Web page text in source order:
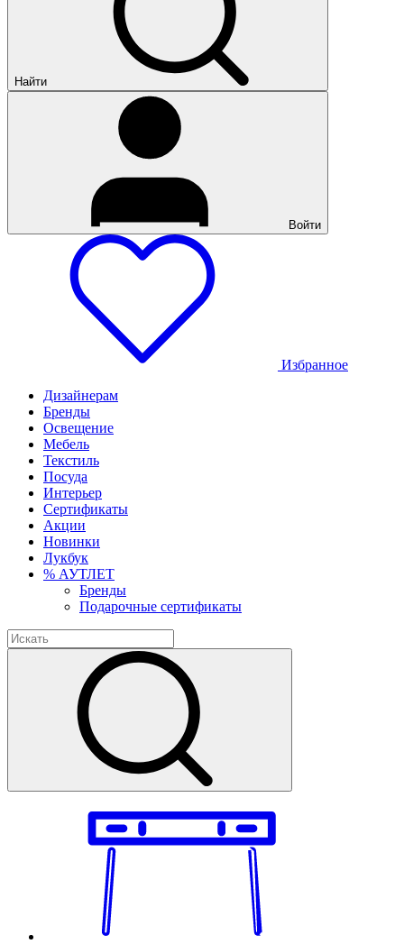
Найти
Войти
Избранное
Дизайнерам
Бренды
Освещение
Мебель
Текстиль
Посуда
Интерьер
Сертификаты
Акции
Новинки
Лукбук
% АУТЛЕТ
Бренды
Подарочные сертификаты